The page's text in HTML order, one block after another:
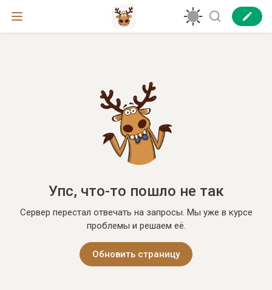
Упс, что-то пошло не так
Сервер перестал отвечать на запросы. Мы уже в курсе
проблемы и решаем её.
Обновить страницу